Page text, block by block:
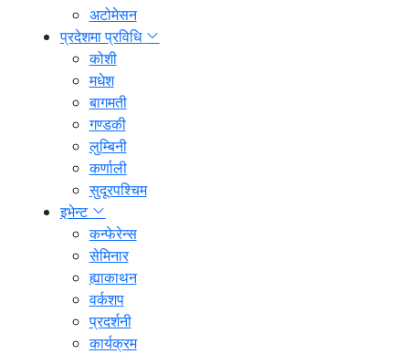
अटोमेसन
प्रदेशमा प्रविधि
कोशी
मधेश
बागमती
गण्डकी
लुम्बिनी
कर्णाली
सुदूरपश्चिम
इभेन्ट
कन्फेरेन्स
सेमिनार
ह्याकाथन
वर्कशप
प्रदर्शनी
कार्यक्रम